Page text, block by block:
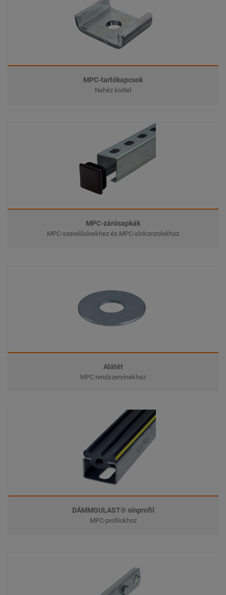
MPC-tartókapcsok
Nehéz kivitel
MPC-zárósapkák
MPC-szerelősínekhez és MPC-sínkonzolokhoz
Alátét
MPC rendszersínekhez
DÄMMGULAST® sínprofil
MPC-profilokhoz